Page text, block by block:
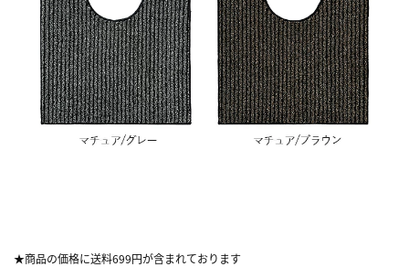
★商品の価格に送料699円が含まれております